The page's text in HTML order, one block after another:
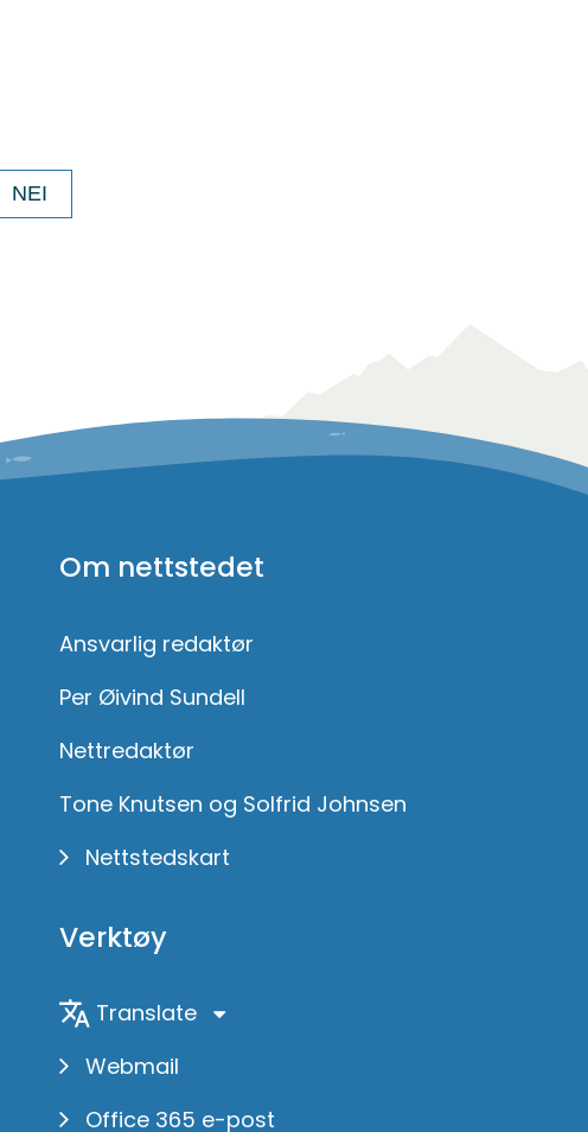
NEI
Om nettstedet
Ansvarlig redaktør
Per Øivind Sundell
Nettredaktør
Tone Knutsen og Solfrid Johnsen
Nettstedskart
Verktøy
Translate
Webmail
Office 365 e-post